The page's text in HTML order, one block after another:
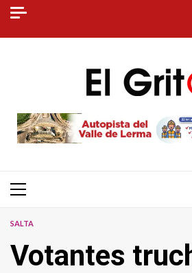
Skip
content
Primary
SALTA
Votantes